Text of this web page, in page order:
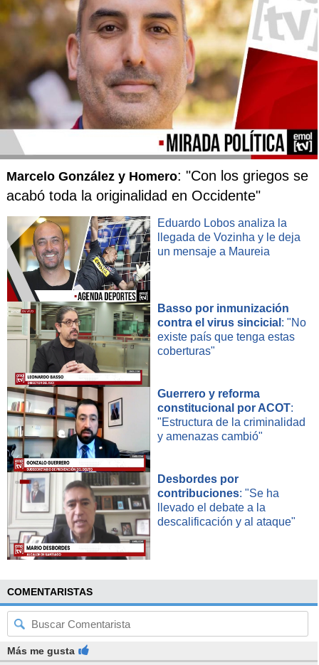
Marcelo González y Homero: "Con los griegos se
acabó toda la originalidad en Occidente"
Eduardo Lobos analiza la
llegada de Vozinha y le deja
un mensaje a Maureia
Basso por inmunización
contra el virus sincicial : "No
existe país que tenga estas
coberturas"
Guerrero y reforma
constitucional por ACOT:
"Estructura de la criminalidad
y amenazas cambió"
Desbordes por
contribuciones: "Se ha
llevado el debate a la
descalificación y al ataque"
COMENTARISTAS
Más me gusta